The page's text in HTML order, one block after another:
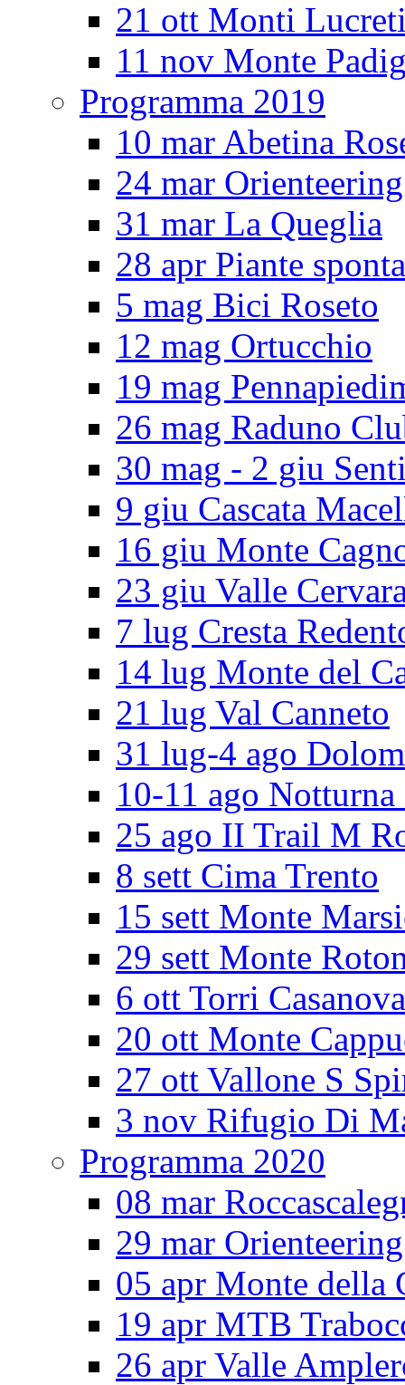
21 ott Monti
11 nov Monte
Programma 2019
10 mar Abetina
24 mar
31 mar La Queglia
28 apr Piante
5 mag Bici Roseto
12 mag Ortucchio
19 mag
26 mag Raduno
30 mag - 2 giu
9 giu Cascata
16 giu Monte
23 giu Valle
7 lug Cresta
14 lug Monte del
21 lug Val Canneto
31 lug-4 ago
10-11 ago
25 ago II Trail M
8 sett Cima Trento
15 sett Monte
29 sett Monte
6 ott Torri Casanova
20 ott Monte
27 ott Vallone S
3 nov Rifugio Di
Programma 2020
08 mar
29 mar Orienteering
05 apr Monte della
19 apr MTB
26 apr Valle